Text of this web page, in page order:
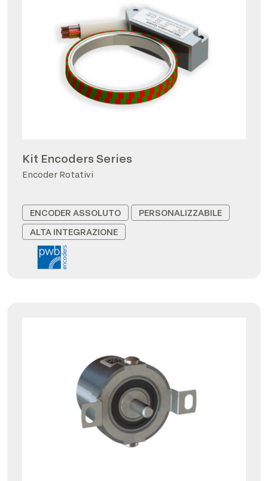
Kit Encoders Series
Encoder Rotativi
ENCODER ASSOLUTO
PERSONALIZZABILE
ALTA INTEGRAZIONE